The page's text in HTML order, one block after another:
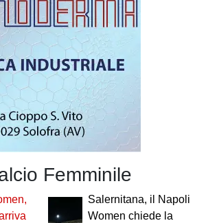
Femminile
Salernitana, il Napoli
Women chiede la